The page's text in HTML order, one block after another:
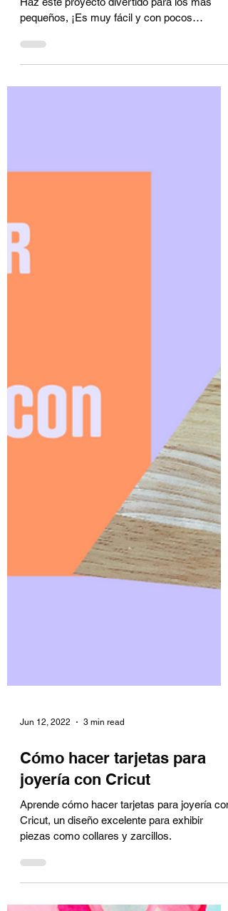
Cómo hacer tarjetas para
colorear con Cricut
Haz este proyecto divertido para los más
Jun 12, 2022 3 min read
Cómo hacer tarjetas para